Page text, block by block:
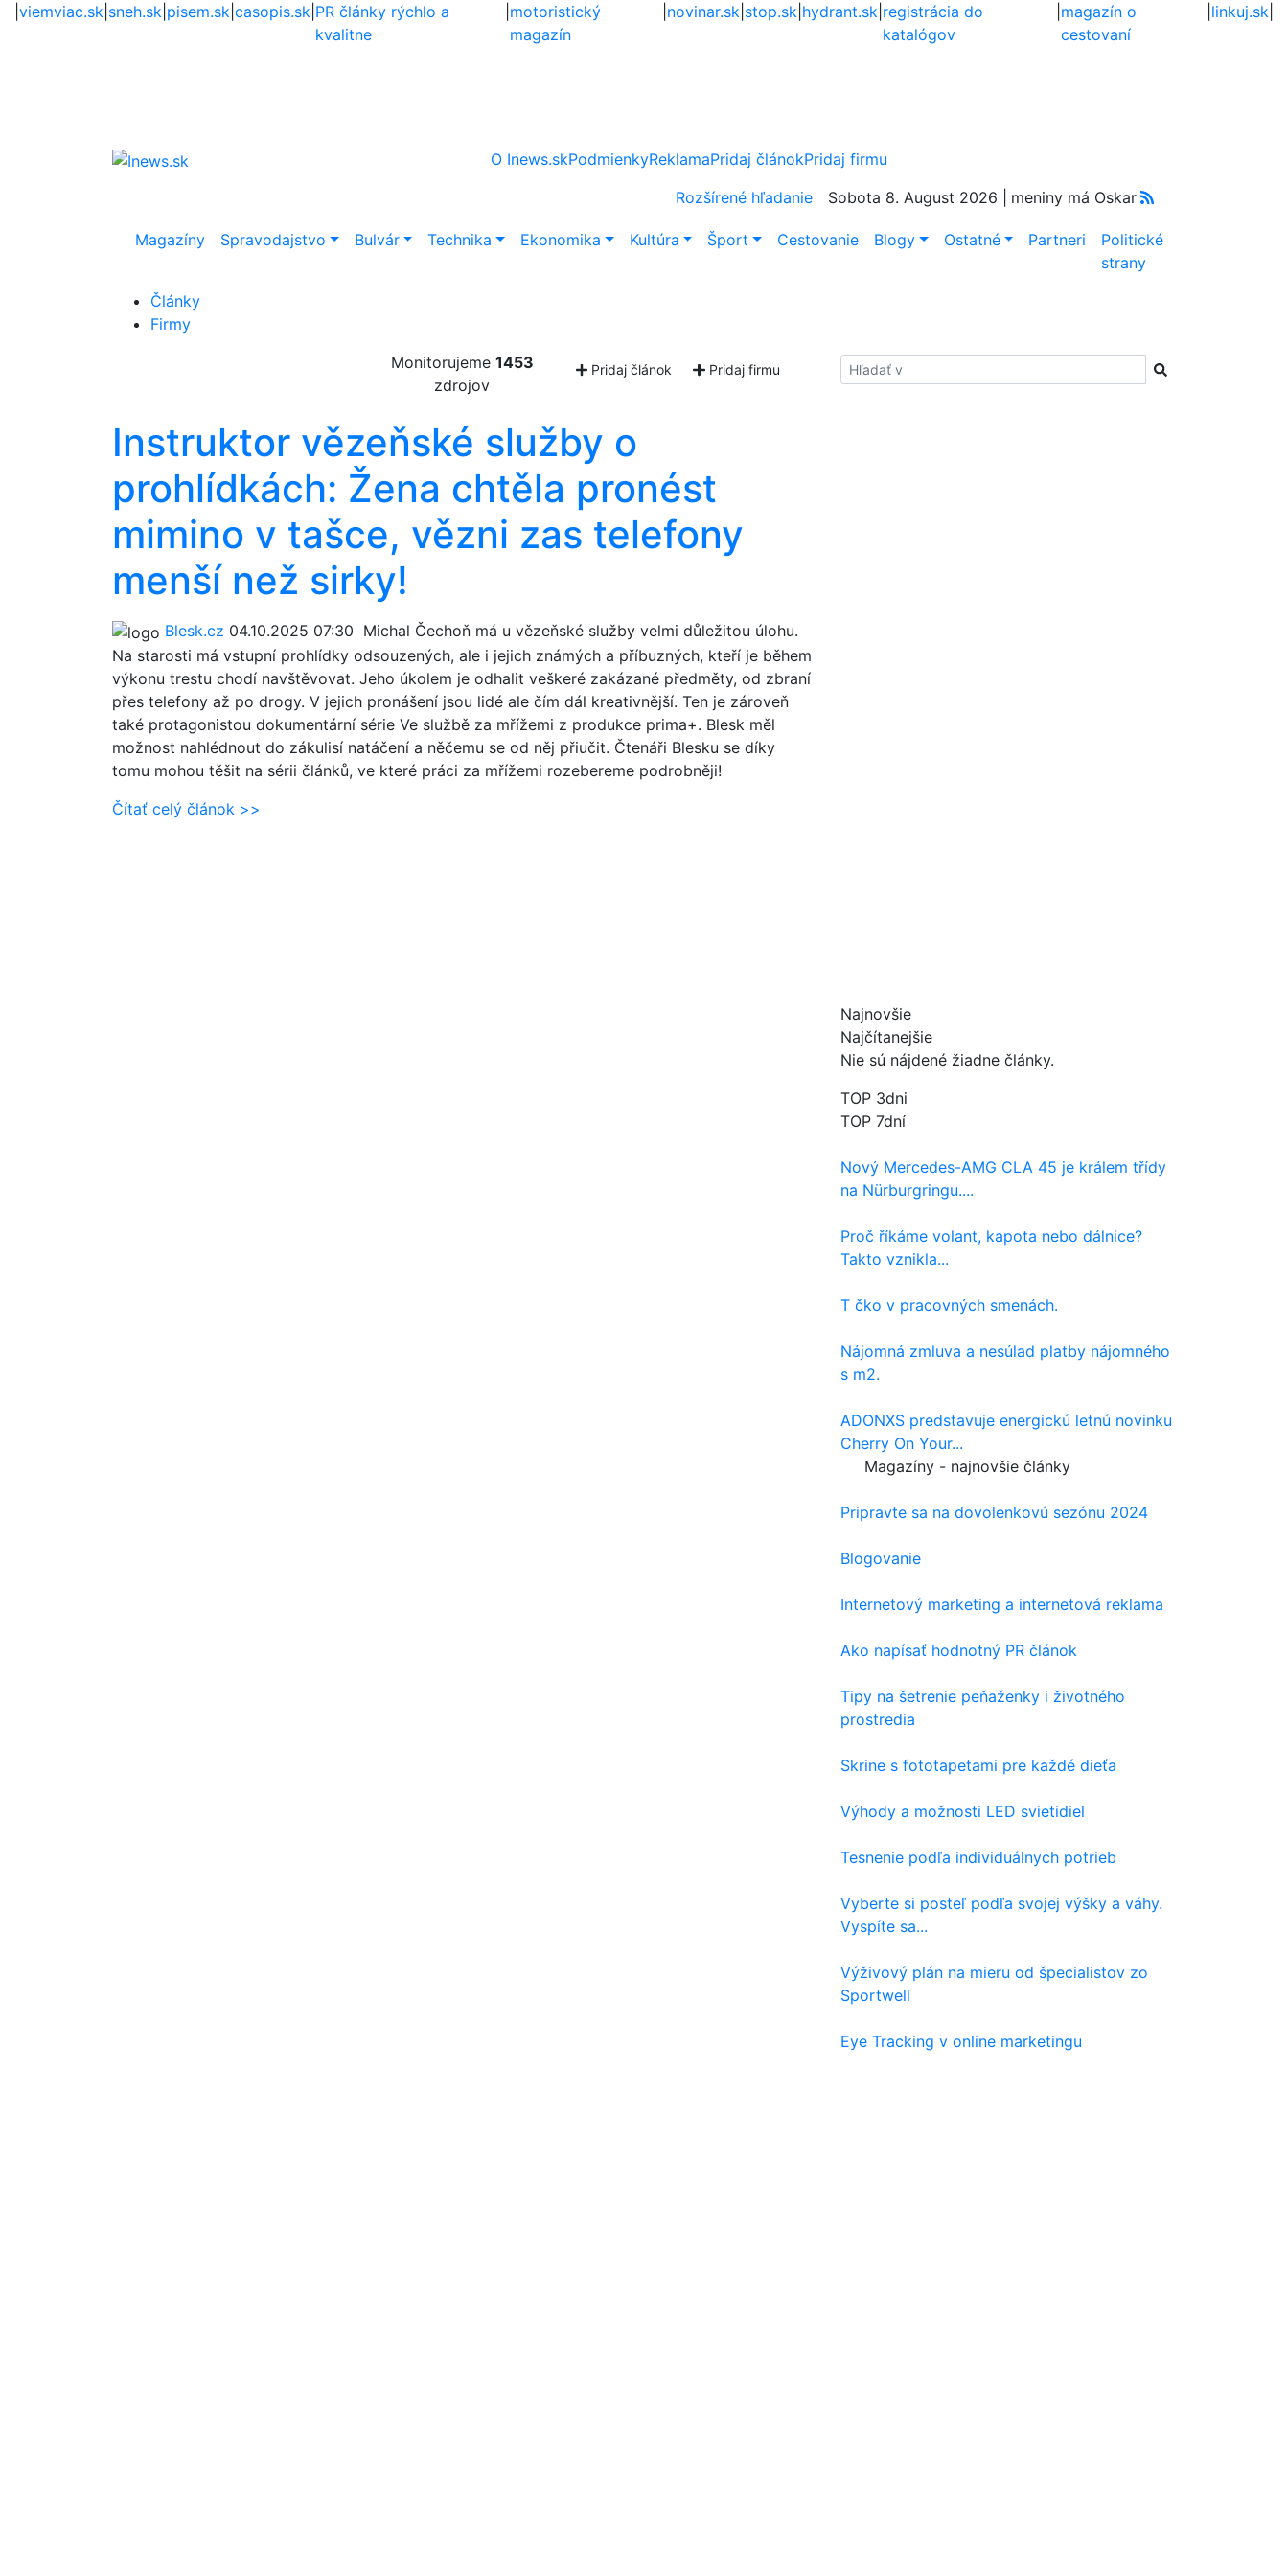
viemviac.sk sneh.sk pisem.sk casopis.sk PR články rýchlo a
kvalitne
motoristický
magazín
novinar.sk stop.sk hydrant.sk registrácia do
katalógov
magazín o
cestovaní
linkuj.sk|
O Inews.skPodmienkyReklamaPridaj článokPridaj firmu
Rozšírené hľadanie
Sobota 8. August 2026 | meniny má Oskar
Magazíny Spravodajstvo Bulvár Technika Ekonomika Kultúra Šport Cestovanie Blogy Ostatné Partneri
Politické
strany
Články
Firmy
Monitorujeme 1453
zdrojov
Pridaj článok Pridaj firmu Hladať
Instruktor vězeňské služby o
prohlídkách: Žena chtěla pronést
mimino v tašce, vězni zas telefony
menší než sirky!
Blesk.cz 04.10.2025 07:30 Michal Čechoň má u vězeňské služby velmi důležitou úlohu.
Na starosti má vstupní prohlídky odsouzených, ale i jejich známých a příbuzných, kteří je během
výkonu trestu chodí navštěvovat. Jeho úkolem je odhalit veškeré zakázané předměty, od zbraní
přes telefony až po drogy. V jejich pronášení jsou lidé ale čím dál kreativnější. Ten je zároveň
také protagonistou dokumentární série Ve službě za mřížemi z produkce prima+. Blesk měl
možnost nahlédnout do zákulisí natáčení a něčemu se od něj přiučit. Čtenáři Blesku se díky
tomu mohou těšit na sérii článků, ve které práci za mřížemi rozebereme podrobněji!
Čítať celý článok >>
Najnovšie
Najčítanejšie
Nie sú nájdené žiadne články.
TOP 3dni
TOP 7dní
Nový Mercedes-AMG CLA 45 je králem třídy
na Nürburgringu....
Proč říkáme volant, kapota nebo dálnice?
Takto vznikla...
T čko v pracovných smenách.
Nájomná zmluva a nesúlad platby nájomného
s m2.
ADONXS predstavuje energickú letnú novinku
Cherry On Your...
Magazíny - najnovšie články
Pripravte sa na dovolenkovú sezónu 2024
Blogovanie
Internetový marketing a internetová reklama
Ako napísať hodnotný PR článok
Tipy na šetrenie peňaženky i životného
prostredia
Skrine s fototapetami pre každé dieťa
Výhody a možnosti LED svietidiel
Tesnenie podľa individuálnych potrieb
Vyberte si posteľ podľa svojej výšky a váhy.
Vyspíte sa...
Výživový plán na mieru od špecialistov zo
Sportwell
Eye Tracking v online marketingu